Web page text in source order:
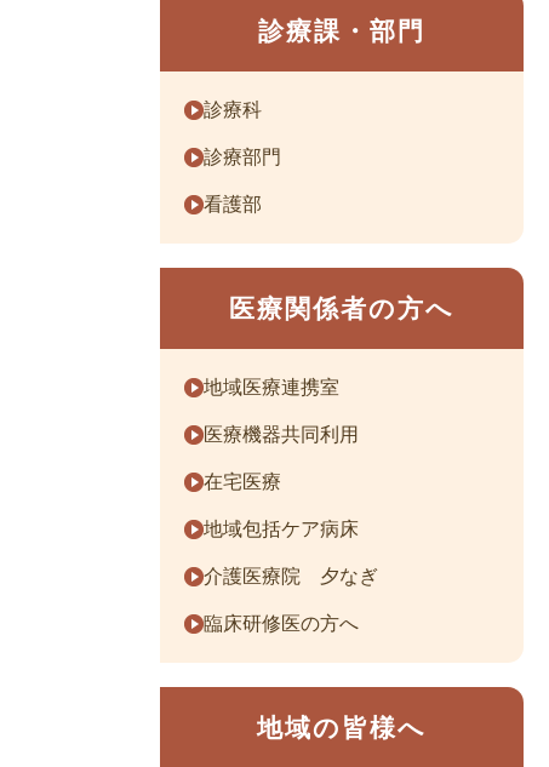
診療課・部門
診療科
診療部門
看護部
医療関係者の方へ
地域医療連携室
医療機器共同利用
在宅医療
地域包括ケア病床
介護医療院 夕なぎ
臨床研修医の方へ
地域の皆様へ